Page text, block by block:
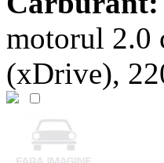
motorul 2.0
(xDrive),